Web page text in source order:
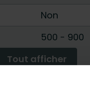
Non
500 - 900
Tout afficher